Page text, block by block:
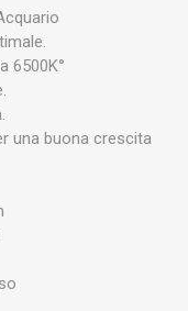
6500K°
una buona crescita